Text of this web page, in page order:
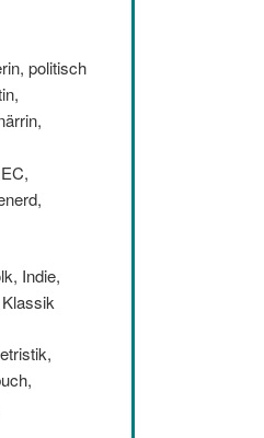
politisch
Indie,